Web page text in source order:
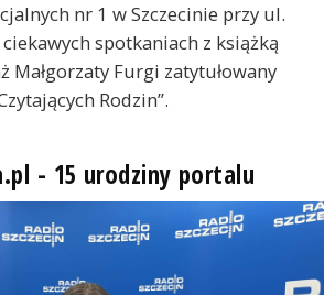
nr 1 w Szczecinie przy ul.
spotkaniach z książką
Małgorzaty Furgi zatytułowany
Rodzin”.
- 15 urodziny portalu